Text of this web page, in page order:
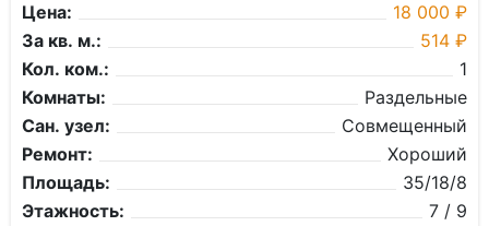
Цена:
18 000 ₽
За кв. м.:
514 ₽
Кол. ком.:
1
Комнаты:
Раздельные
Сан. узел:
Совмещенный
Ремонт:
Хороший
Площадь:
35/18/8
Этажность:
7 / 9